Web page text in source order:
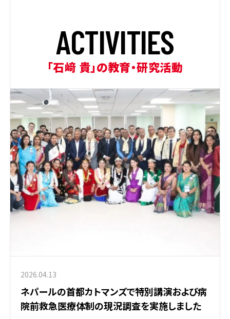
ACTIVITIES
「石﨑 貴」の教育・研究活動
2026.04.13
ネパールの首都カトマンズで特別講演および病
院前救急医療体制の現況調査を実施しました